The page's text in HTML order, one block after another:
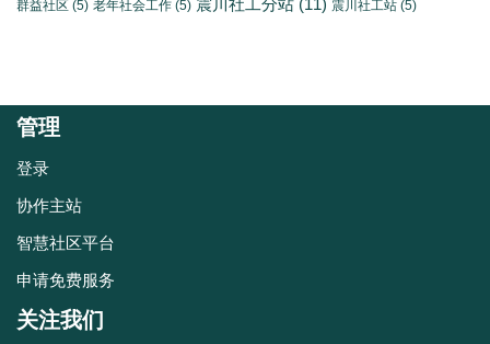
群益社区 (5) 老年社会工作 (5) 震川社工分站 (11) 震川社工站 (5)
管理
登录
协作主站
智慧社区平台
申请免费服务
关注我们